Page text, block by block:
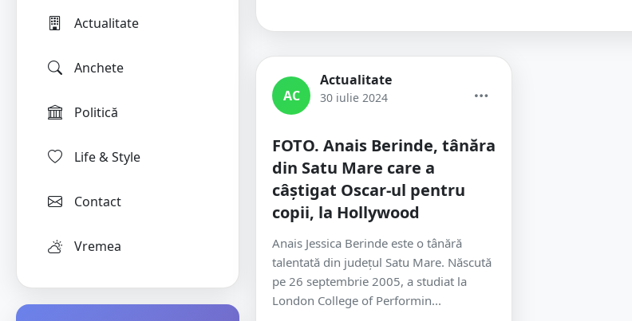
Actualitate
Anchete
Politică
Life & Style
Contact
Vremea
AC
Actualitate
30 iulie 2024
FOTO. Anais Berinde, tânăra
din Satu Mare care a
câștigat Oscar-ul pentru
copii, la Hollywood
Anais Jessica Berinde este o tânără
talentată din județul Satu Mare. Născută
pe 26 septembrie 2005, a studiat la
London College of Performin...